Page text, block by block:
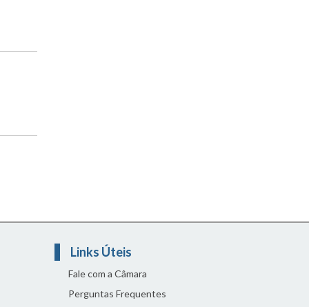
Links Úteis
Fale com a Câmara
Perguntas Frequentes